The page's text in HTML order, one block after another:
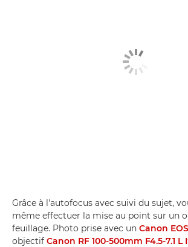
Grâce à l'autofocus avec suivi du sujet,
même effectuer la mise au point sur un
feuillage. Photo prise avec un Canon
objectif Canon RF 100-500mm F4.5-7.1 L